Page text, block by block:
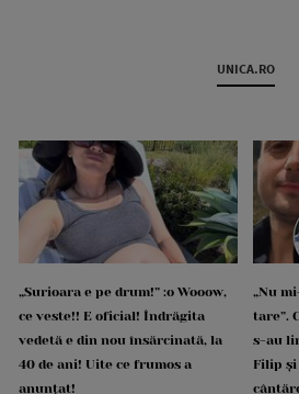
UNICA.RO
„Surioara e pe drum!” :o Wooow,
ce veste!! E oficial! Îndrăgita
vedetă e din nou însărcinată, la
40 de ani! Uite ce frumos a
anunțat!
„Nu
tare”.
s-au
Filip